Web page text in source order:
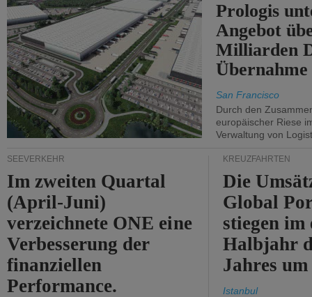
Prologis
Angebot
Milliarden
Übernahme
San Francisco
Durch den
europäischer Riese
Verwaltung von
SEEVERKEHR
Im zweiten Quartal
(April-Juni)
verzeichnete ONE eine
Verbesserung der
finanziellen
Performance.
KREUZFAHRTEN
Die
Global
stiegen im
Halbjahr
Jahres
Istanbul